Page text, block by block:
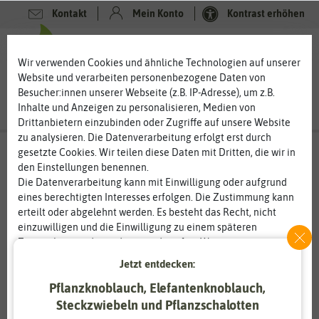
Kontakt Mein Konto Kontrast erhöhen
Wir verwenden Cookies und ähnliche Technologien auf unserer
Website und verarbeiten personenbezogene Daten von
Besucher:innen unserer Webseite (z.B. IP-Adresse), um z.B.
Inhalte und Anzeigen zu personalisieren, Medien von
Drittanbietern einzubinden oder Zugriffe auf unsere Website
zu analysieren. Die Datenverarbeitung erfolgt erst durch
gesetzte Cookies. Wir teilen diese Daten mit Dritten, die wir in
den Einstellungen benennen.
Die Datenverarbeitung kann mit Einwilligung oder aufgrund
eines berechtigten Interesses erfolgen. Die Zustimmung kann
erteilt oder abgelehnt werden. Es besteht das Recht, nicht
einzuwilligen und die Einwilligung zu einem späteren
Zeitpunkt zu ändern oder zu widerrufen. Weitere
Essenziell Statistik
Jetzt entdecken:
Pflanzknoblauch, Elefantenknoblauch,
Steckzwiebeln und Pflanzschalotten